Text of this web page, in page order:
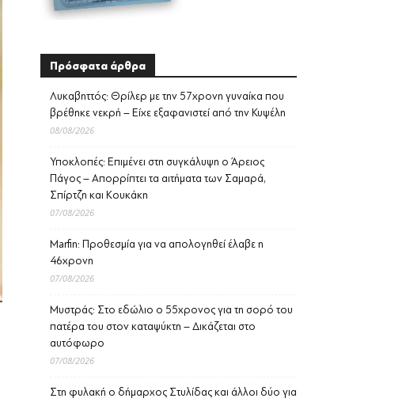
Πρόσφατα άρθρα
Λυκαβηττός: Θρίλερ με την 57χρονη γυναίκα που
βρέθηκε νεκρή – Είχε εξαφανιστεί από την Κυψέλη
08/08/2026
Υποκλοπές: Επιμένει στη συγκάλυψη ο Άρειος
Πάγος – Απορρίπτει τα αιτήματα των Σαμαρά,
Σπίρτζη και Κουκάκη
07/08/2026
Marfin: Προθεσμία για να απολογηθεί έλαβε η
46χρονη
07/08/2026
Μυστράς: Στο εδώλιο ο 55χρονος για τη σορό του
πατέρα του στον καταψύκτη – Δικάζεται στο
αυτόφωρο
07/08/2026
Στη φυλακή ο δήμαρχος Στυλίδας και άλλοι δύο για